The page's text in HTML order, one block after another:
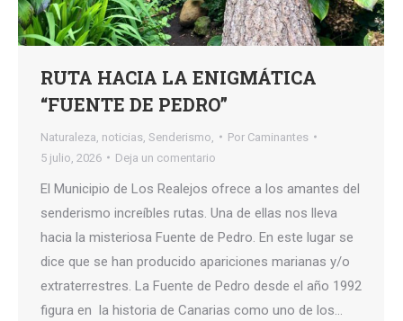
RUTA HACIA LA ENIGMÁTICA
“FUENTE DE PEDRO”
Naturaleza noticias Senderismo, Por Caminantes
5 julio, 2026
Deja un comentario
El Municipio de Los Realejos ofrece a los amantes del
senderismo increíbles rutas. Una de ellas nos lleva
hacia la misteriosa Fuente de Pedro. En este lugar se
dice que se han producido apariciones marianas y/o
extraterrestres. La Fuente de Pedro desde el año 1992
figura en la historia de Canarias como uno de los…